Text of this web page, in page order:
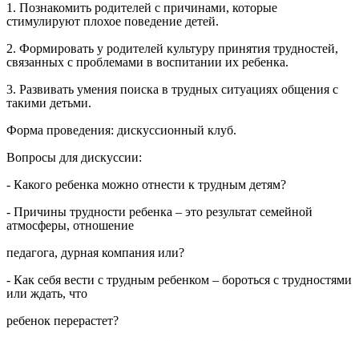
1. Познакомить родителей с причинами, которые
стимулируют плохое поведение детей.
2. Формировать у родителей культуру принятия трудностей,
связанных с проблемами в воспитании их ребенка.
3. Развивать умения поиска в трудных ситуациях общения с
такими детьми.
Форма проведения: дискуссионный клуб.
Вопросы для дискуссии:
- Какого ребенка можно отнести к трудным детям?
- Причины трудности ребенка – это результат семейной
атмосферы, отношение
педагога, дурная компания или?
- Как себя вести с трудным ребенком – бороться с трудностями
или ждать, что
ребенок перерастет?